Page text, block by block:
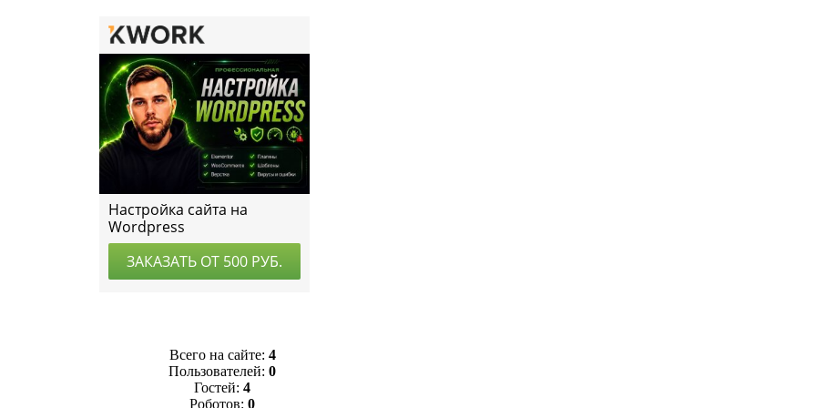
Всего на сайте: 4
Пользователей: 0
Гостей: 4
Роботов: 0